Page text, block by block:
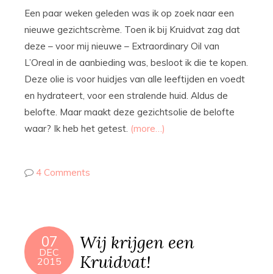
Een paar weken geleden was ik op zoek naar een
nieuwe gezichtscrème. Toen ik bij Kruidvat zag dat
deze – voor mij nieuwe – Extraordinary Oil van
L’Oreal in de aanbieding was, besloot ik die te kopen.
Deze olie is voor huidjes van alle leeftijden en voedt
en hydrateert, voor een stralende huid. Aldus de
belofte. Maar maakt deze gezichtsolie de belofte
waar? Ik heb het getest. (more…)
4 Comments
07
DEC
2015
Wij krijgen een
Kruidvat!